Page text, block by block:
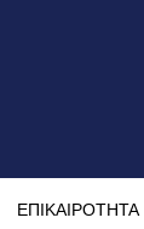
ΕΠΙΚΑΙΡΟΤΗΤΑ